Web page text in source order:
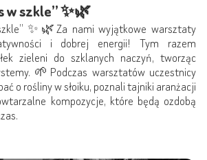
w szkle” ✨🌿
✨🌿Za nami wyjątkowe warsztaty
i dobrej energii! Tym razem
zieleni do szklanych naczyń, tworząc
🌱Podczas warsztatów uczestnicy
o rośliny w słoiku, poznali tajniki aranżacji
kompozycje, które będą ozdobą